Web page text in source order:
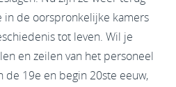
in de oorspronkelijke kamers
tot leven. Wil je
en zeilen van het personeel
19e en begin 20ste eeuw,